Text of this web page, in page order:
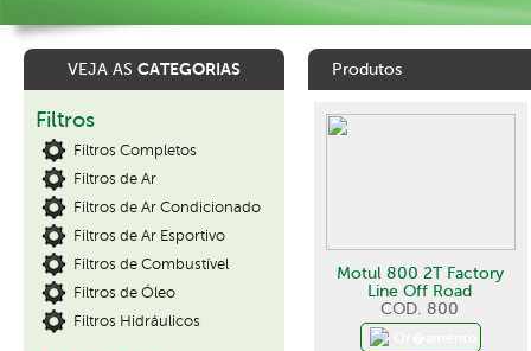
VEJA AS CATEGORIAS
Filtros
Filtros Completos
Filtros de Ar
Filtros de Ar Condicionado
Filtros de Ar Esportivo
Filtros de Combustível
Filtros de Óleo
Filtros Hidráulicos
Produtos
Motul 800 2T Factory
Line Off Road
COD. 800